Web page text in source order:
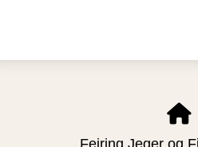
Feiring Jeger og